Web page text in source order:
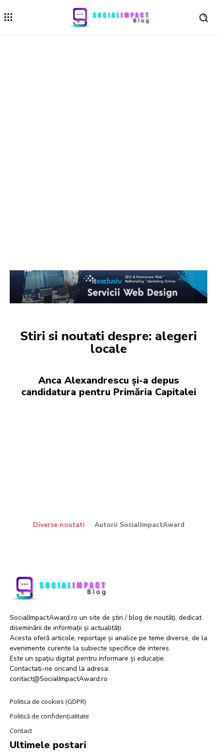
Stiri si noutati despre: alegeri
locale
Anca Alexandrescu și-a depus
candidatura pentru Primăria Capitalei
Diverse noutati Autorii SocialImpactAward
SocialImpactAward.ro un site de știri / blog de noutăți, dedicat
diseminării de informații și actualități.
Acesta oferă articole, reportaje și analize pe teme diverse, de la
evenimente curente la subiecte specifice de interes.
Este un spațiu digital pentru informare și educație.
Contactati-ne oricand la adresa:
contact@SocialImpactAward.ro
Politica de cookies (GDPR)
Politică de confidențialitate
Contact
Ultimele postari